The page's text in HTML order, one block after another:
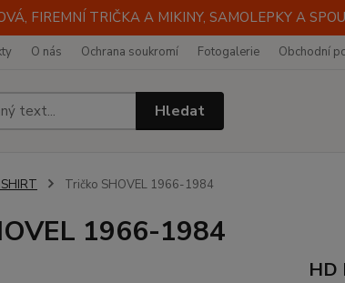
FIREMNÍ TRIČKA A MIKINY, SAMOLEPKY A
O nás Ochrana soukromí Fotogalerie Obchodní
Hledat
Tričko SHOVEL 1966-1984
1966-1984
HD